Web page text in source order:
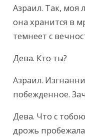
Азраил. Так, моя
она хранится в
темнеет с
Дева. Кто ты?
Азраил.
побежденное.
Дева. Что с
дрожь